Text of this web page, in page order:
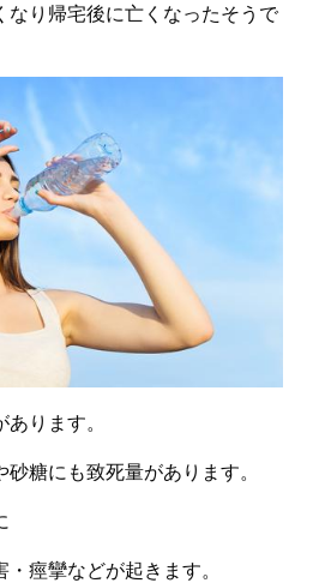
なり帰宅後に亡くなったそうで
ります。
糖にも致死量があります。
痙攣などが起きます。